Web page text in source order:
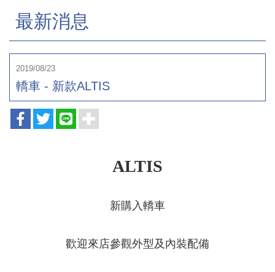
最新消息
2019/08/23
轎車 - 新款ALTIS
ALTIS
新購入轎車
歡迎來店參觀外型及內裝配備